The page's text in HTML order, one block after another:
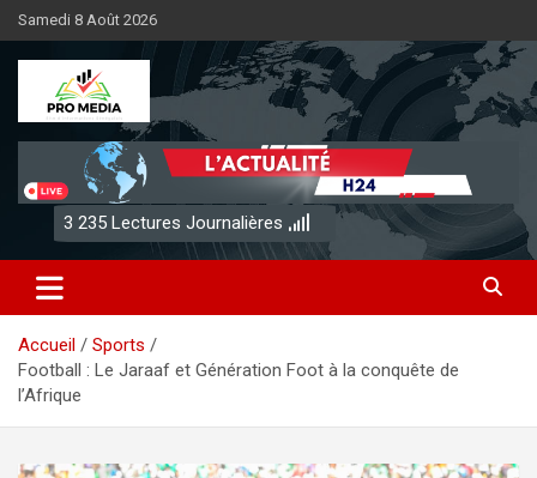
Aller
au
contenu
Samedi 8 Août 2026
Sénégal Promedia
3 235 Lectures Journalières
Accueil
Sports
Football : Le Jaraaf et Génération Foot à la conquête de
l’Afrique